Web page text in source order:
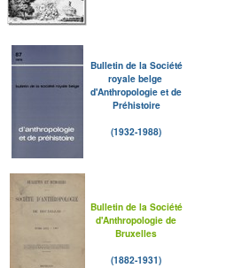
Bulletin de la Société
royale belge
d'Anthropologie et de
Préhistoire
(1932-1988)
Bulletin de la Société
d'Anthropologie de
Bruxelles
(1882-1931)